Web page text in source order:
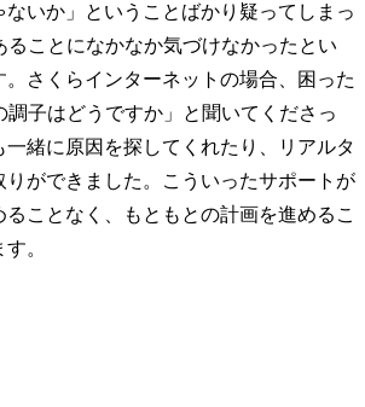
いか」ということばかり疑ってしまっ
ることになかなか気づけなかったとい
。さくらインターネットの場合、困った
調子はどうですか」と聞いてくださっ
一緒に原因を探してくれたり、リアルタ
りができました。こういったサポートが
ことなく、もともとの計画を進めるこ
。